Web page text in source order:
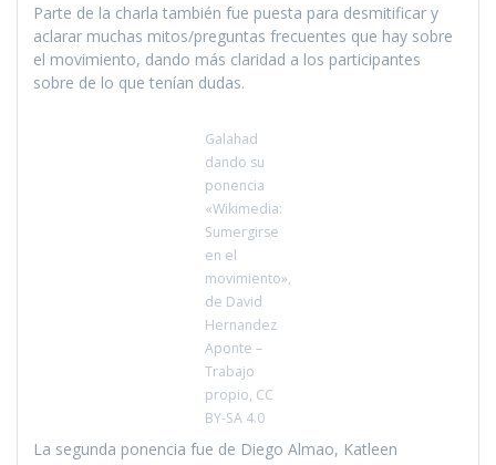
Parte de la charla también fue puesta para desmitificar y
aclarar muchas mitos/preguntas frecuentes que hay sobre
el movimiento, dando más claridad a los participantes
sobre de lo que tenían dudas.
Galahad
dando su
ponencia
«Wikimedia:
Sumergirse
en el
movimiento»,
de David
Hernandez
Aponte –
Trabajo
propio, CC
BY-SA 4.0
La segunda ponencia fue de Diego Almao, Katleen